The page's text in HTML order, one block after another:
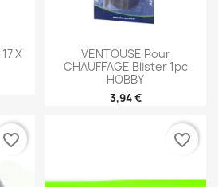
X
VENTOUSE Pour
CHAUFFAGE Blister 1pc
HOBBY
3,94 €
favorite_border favorite_border